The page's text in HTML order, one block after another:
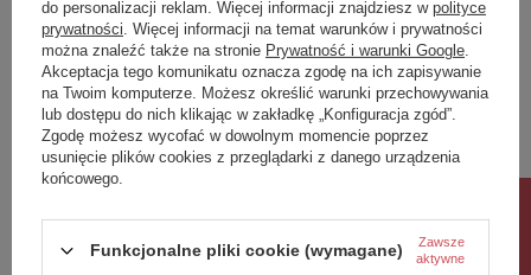
do personalizacji reklam. Więcej informacji znajdziesz w polityce
prywatności . Więcej informacji na temat warunków i prywatności
można znaleźć także na stronie Prywatność i warunki Google
Akceptacja tego komunikatu oznacza zgodę na ich zapisywanie
na Twoim komputerze. Możesz określić warunki przechowywania
lub dostępu do nich klikając w zakładkę „Konfiguracja zgód”.
Zgodę możesz wycofać w dowolnym momencie poprzez
usunięcie plików cookies z przeglądarki z danego urządzenia
końcowego.
Funkcjonalne pliki cookie (wymagane)
Zawsze
aktywne